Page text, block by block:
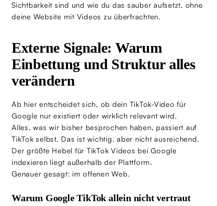
Sichtbarkeit sind und wie du das sauber aufsetzt, ohne
deine Website mit Videos zu überfrachten.
Externe Signale: Warum
Einbettung und Struktur alles
verändern
Ab hier entscheidet sich, ob dein TikTok-Video für
Google nur existiert oder wirklich relevant wird.
Alles, was wir bisher besprochen haben, passiert auf
TikTok selbst. Das ist wichtig, aber nicht ausreichend.
Der größte Hebel für TikTok Videos bei Google
indexieren liegt außerhalb der Plattform.
Genauer gesagt: im offenen Web.
Warum Google TikTok allein nicht vertraut